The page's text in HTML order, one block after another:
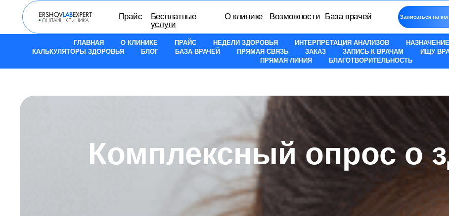
Записаться на консультацию
Прайс
Бесплатные
услуги
О клинике Возможности База врачей
ГЛАВНАЯ О КЛИНИКЕ ПРАЙС НЕДЕЛИ ЗДОРОВЬЯ ИНТЕРПРЕТАЦИЯ АНАЛИЗОВ
КАЛЬКУЛЯТОРЫ ЗДОРОВЬЯ
БЛОГ БАЗА ВРАЧЕЙ ПРЯМАЯ СВЯЗЬ ЗАКАЗ ЗАПИСЬ К ВРАЧАМ ИЩУ
ПРЯМАЯ ЛИНИЯ
БЛАГОТВОРИТЕЛЬНОСТЬ
Комплексный опрос о